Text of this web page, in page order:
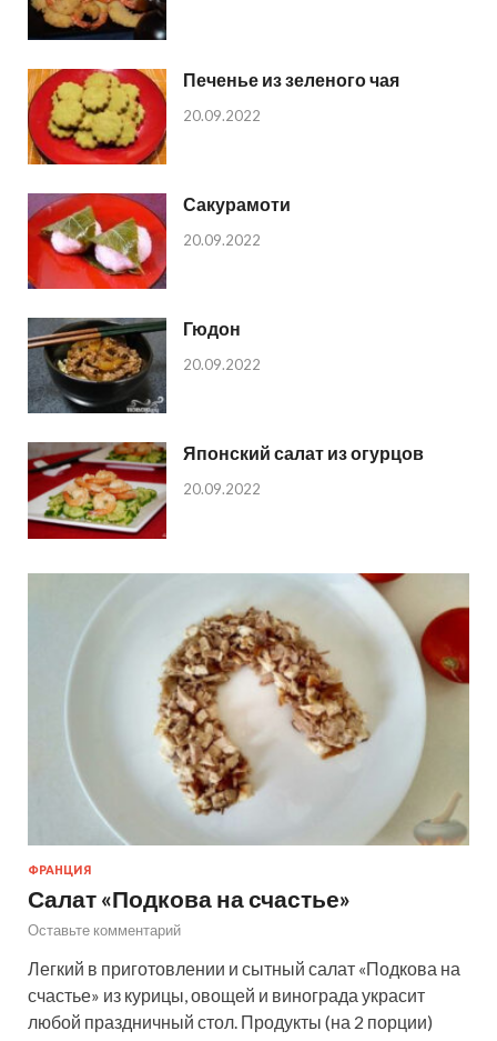
Печенье из зеленого чая
20.09.2022
Сакурамоти
20.09.2022
Гюдон
20.09.2022
Японский салат из огурцов
20.09.2022
ФРАНЦИЯ
Салат «Подкова на счастье»
Оставьте комментарий
Легкий в приготовлении и сытный салат «Подкова на
счастье» из курицы, овощей и винограда украсит
любой праздничный стол. Продукты (на 2 порции)